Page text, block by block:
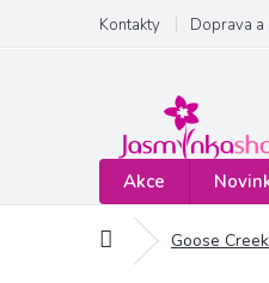
obsah
Kontakty Doprava a
Akce
Domů Goose